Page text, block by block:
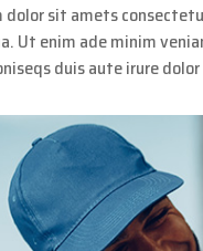
dolor sit amets
Ut enim ade minim
duis aute irure